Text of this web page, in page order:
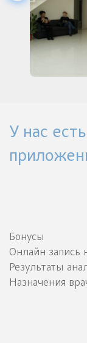
У нас
Бонусы
Онлайн запись
Результаты
Назначения